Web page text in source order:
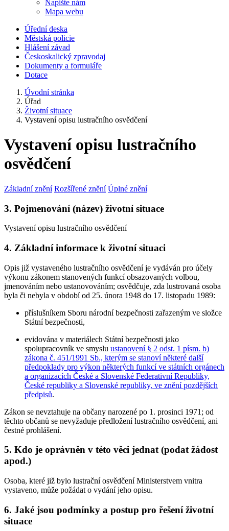
Napište nám
Mapa webu
Úřední deska
Městská policie
Hlášení závad
Českoskalický zpravodaj
Dokumenty a formuláře
Dotace
Úvodní stránka
Úřad
Životní situace
Vystavení opisu lustračního osvědčení
Vystavení opisu lustračního
osvědčení
Základní znění Rozšířené znění Úplné znění
3. Pojmenování (název) životní situace
Vystavení opisu lustračního osvědčení
4. Základní informace k životní situaci
Opis již vystaveného lustračního osvědčení je vydáván pro účely
výkonu zákonem stanovených funkcí obsazovaných volbou,
jmenováním nebo ustanovováním; osvědčuje, zda lustrovaná osoba
byla či nebyla v období od 25. února 1948 do 17. listopadu 1989:
příslušníkem Sboru národní bezpečnosti zařazeným ve složce
Státní bezpečnosti,
evidována v materiálech Státní bezpečnosti jako
spolupracovník ve smyslu ustanovení § 2 odst. 1 písm. b)
zákona č. 451/1991 Sb., kterým se stanoví některé další
předpoklady pro výkon některých funkcí ve státních orgánech
a organizacích České a Slovenské Federativní Republiky,
České republiky a Slovenské republiky, ve znění pozdějších
předpisů.
Zákon se nevztahuje na občany narozené po 1. prosinci 1971; od
těchto občanů se nevyžaduje předložení lustračního osvědčení, ani
čestné prohlášení.
5. Kdo je oprávněn v této věci jednat (podat žádost
apod.)
Osoba, které již bylo lustrační osvědčení Ministerstvem vnitra
vystaveno, může požádat o vydání jeho opisu.
6. Jaké jsou podmínky a postup pro řešení životní
situace